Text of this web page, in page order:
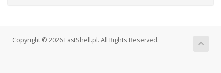
Copyright © 2026 FastShell.pl. All Rights Reserved.